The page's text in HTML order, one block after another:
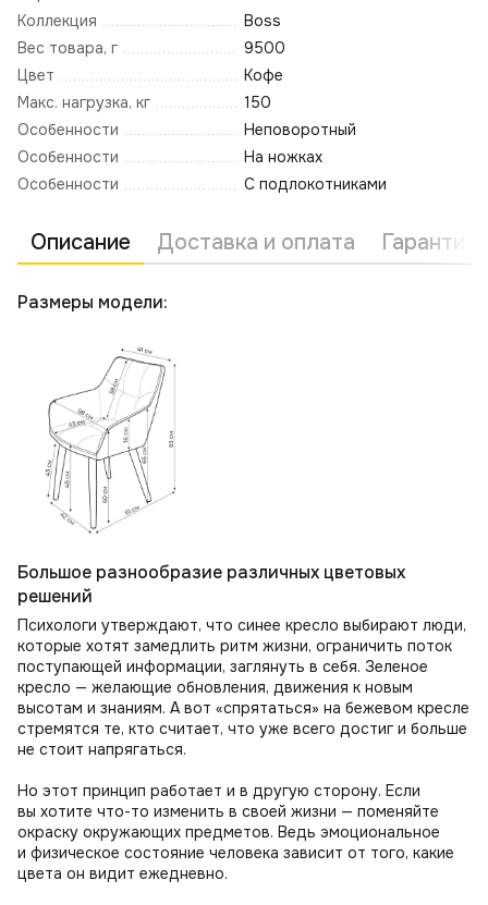
Коллекция
Boss
Вес товара, г
9500
Цвет
Кофе
Макс. нагрузка, кг
150
Особенности
Неповоротный
Особенности
На ножках
Особенности
С подлокотниками
Описание Доставка и оплата Гарантия
Размеры модели:
Большое разнообразие различных цветовых
решений
Психологи утверждают, что синее кресло выбирают люди,
которые хотят замедлить ритм жизни, ограничить поток
поступающей информации, заглянуть в себя. Зеленое
кресло — желающие обновления, движения к новым
высотам и знаниям. А вот «спрятаться» на бежевом кресле
стремятся те, кто считает, что уже всего достиг и больше
не стоит напрягаться.
Но этот принцип работает и в другую сторону. Если
вы хотите что-то изменить в своей жизни — поменяйте
окраску окружающих предметов. Ведь эмоциональное
и физическое состояние человека зависит от того, какие
цвета он видит ежедневно.